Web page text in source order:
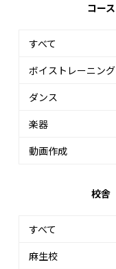
コース
すべて
ボイストレーニング
ダンス
楽器
動画作成
校舎
すべて
麻生校